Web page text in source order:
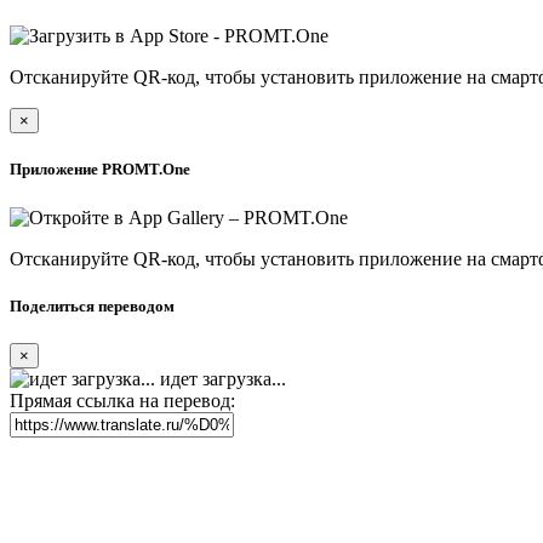
Отсканируйте QR-код, чтобы установить приложение на
×
Приложение PROMT.One
Отсканируйте QR-код, чтобы установить приложение на
Поделиться переводом
×
идет загрузка...
Прямая ссылка на перевод: